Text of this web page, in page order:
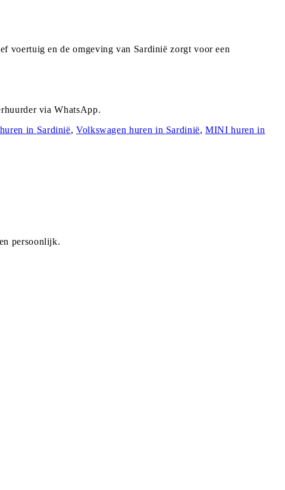
voertuig en de omgeving van Sardinië zorgt voor een
via WhatsApp.
huren in Sardinië, Volkswagen huren in Sardinië,MINI huren in
persoonlijk.